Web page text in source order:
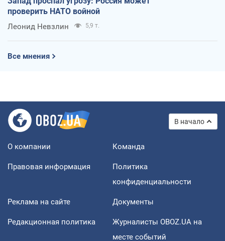
проверить НАТО войной
Леонид Невзлин 5,9 т.
Все мнения
В начало
О компании Команда
Правовая информация
Политика
конфиденциальности
Реклама на сайте Документы
Редакционная политика
Журналисты OBOZ.UA на
месте событий